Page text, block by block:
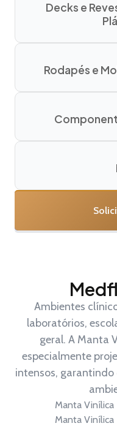
Decks e
Rodapés e
Ambientes
laboratórios,
geral. A Manta
especialmente
intensos, garantindo
Manta
Manta